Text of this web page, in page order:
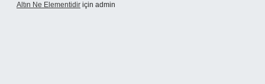
Altın Ne Elementidir için admin